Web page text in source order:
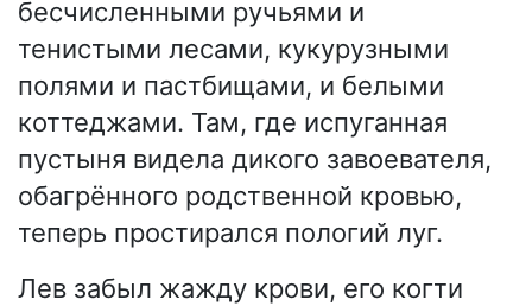
бесчисленными ручьями и
тенистыми лесами, кукурузными
полями и пастбищами, и белыми
коттеджами. Там, где испуганная
пустыня видела дикого завоевателя,
обагрённого родственной кровью,
теперь простирался пологий луг.
Лев забыл жажду крови, его когти